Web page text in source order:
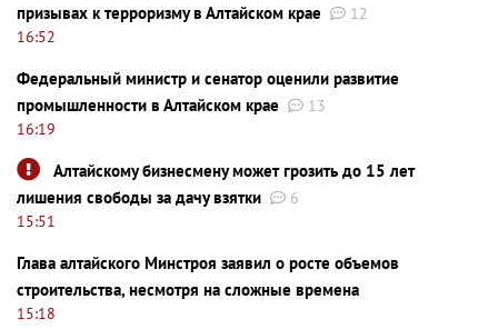
призывах к терроризму в Алтайском крае
12
16:52
Федеральный министр и сенатор оценили развитие
промышленности в Алтайском крае
13
16:19
Алтайскому бизнесмену может грозить до 15 лет
лишения свободы за дачу взятки
6
15:51
Глава алтайского Минстроя заявил о росте объемов
строительства, несмотря на сложные времена
15:18